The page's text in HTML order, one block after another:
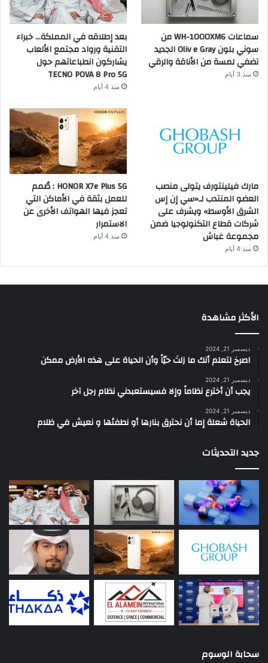
سماعات WH-1000XM6 من
سوني بلون Oliv e Gray الجديد
تضفي لمسة من الأناقة والرقي
منذ 3 أيام
بعد إطلاقه في المملكة… خبراء
التقنية ورواد مجتمع الألعاب
يشاركون انطباعاتهم حول
TECNO POVA 8 Pro 5G
منذ 4 أيام
مارك فيلينتورف يتولى منصب
العضو المنتدب لـ«سي إن إس
الشرق الأوسط» ويشرف على
شركات قطاع التكنولوجيا ضمن
مجموعة غباش
منذ 4 أيام
HONOR X7e Plus 5G : صُمم
للعمل بثقة في الأماكن التي
تعجز فيها الهواتف الأخرى عن
الاستمرار
منذ 4 أيام
الأكثر مشاهدة
ديسمبر 21, 2024
‫اصرخ لتعلم أنك ما زلتَ حيّاً وأن الحياة على هذه الأرض ممكن
ديسمبر 21, 2024
يجب أن أخترع نظاماً وإلا فسيستعبدني نظام رجل آخر
ديسمبر 21, 2024
الحياة شعلة إما أن نحترق بنارها أو نطفئها و نعيش في ظلام
جديد التحديثات
سحابة الوسوم